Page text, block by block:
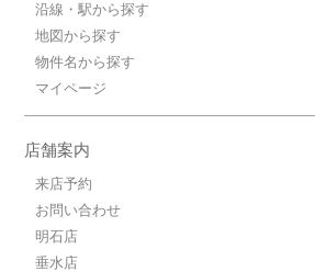
沿線・駅から探す
地図から探す
物件名から探す
マイページ
店舗案内
来店予約
お問い合わせ
明石店
垂水店